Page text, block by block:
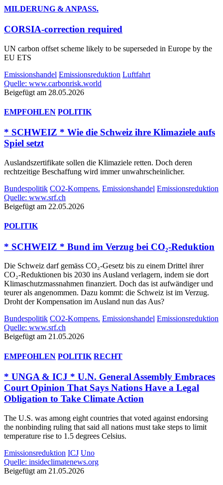
MILDERUNG & ANPASS.
CORSIA-correction required
UN carbon offset scheme likely to be superseded in Europe by the
EU ETS
Emissionshandel Emissionsreduktion Luftfahrt
Quelle: www.carbonrisk.world
Beigefügt am 28.05.2026
EMPFOHLEN POLITIK
* SCHWEIZ * Wie die Schweiz ihre Klimaziele aufs
Spiel setzt
Auslandszertifikate sollen die Klimaziele retten. Doch deren
rechtzeitige Beschaffung wird immer unwahrscheinlicher.
Bundespolitik CO2-Kompens. Emissionshandel Emissionsreduktion
Quelle: www.srf.ch
Beigefügt am 22.05.2026
POLITIK
* SCHWEIZ * Bund im Verzug bei CO₂-Reduktion
Die Schweiz darf gemäss CO₂-Gesetz bis zu einem Drittel ihrer
CO₂-Reduktionen bis 2030 ins Ausland verlagern, indem sie dort
Klimaschutzmassnahmen finanziert. Doch das ist aufwändiger und
teurer als angenommen. Dazu kommt: die Schweiz ist im Verzug.
Droht der Kompensation im Ausland nun das Aus?
Bundespolitik CO2-Kompens. Emissionshandel Emissionsreduktion
Quelle: www.srf.ch
Beigefügt am 21.05.2026
EMPFOHLEN POLITIK RECHT
* UNGA & ICJ * U.N. General Assembly Embraces
Court Opinion That Says Nations Have a Legal
Obligation to Take Climate Action
The U.S. was among eight countries that voted against endorsing
the nonbinding ruling that said all nations must take steps to limit
temperature rise to 1.5 degrees Celsius.
Emissionsreduktion ICJ Uno
Quelle: insideclimatenews.org
Beigefügt am 21.05.2026